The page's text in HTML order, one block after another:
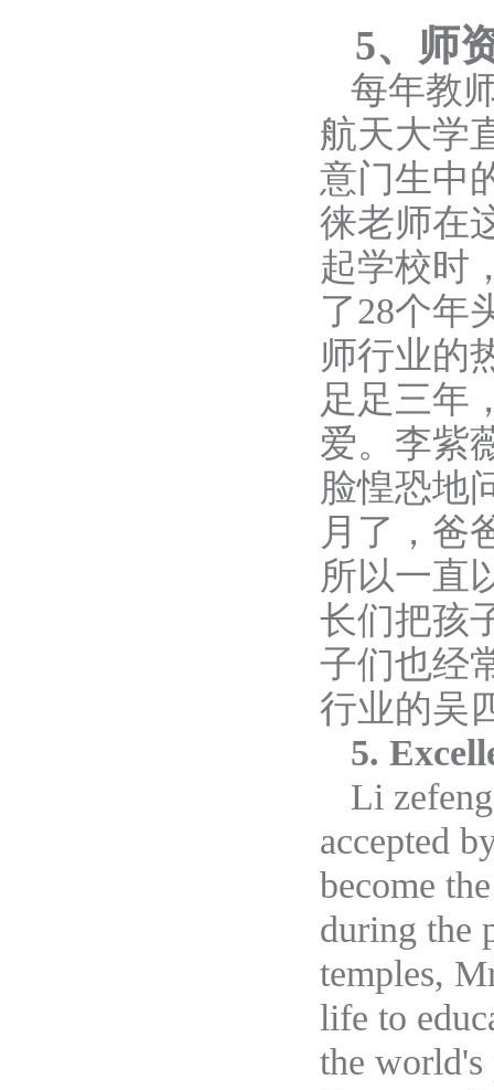
5、师
每年教
航天大学
意门生中
徕老师在
起学校时
了28个年
师行业的
足足三年
爱。李紫
脸惶恐地
月了，爸
所以一直
长们把孩
子们也经
行业的吴
5.
Li
accepted
become
during the
temples,
life to
the world's